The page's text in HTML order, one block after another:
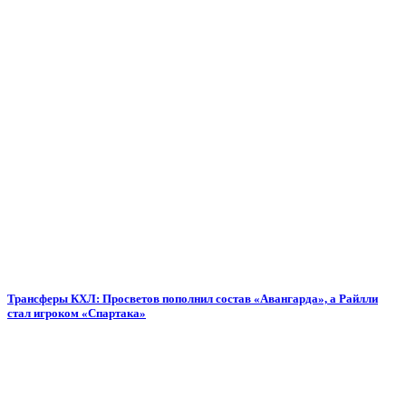
Трансферы КХЛ: Просветов пополнил состав «Авангарда», а Райлли
стал игроком «Спартака»